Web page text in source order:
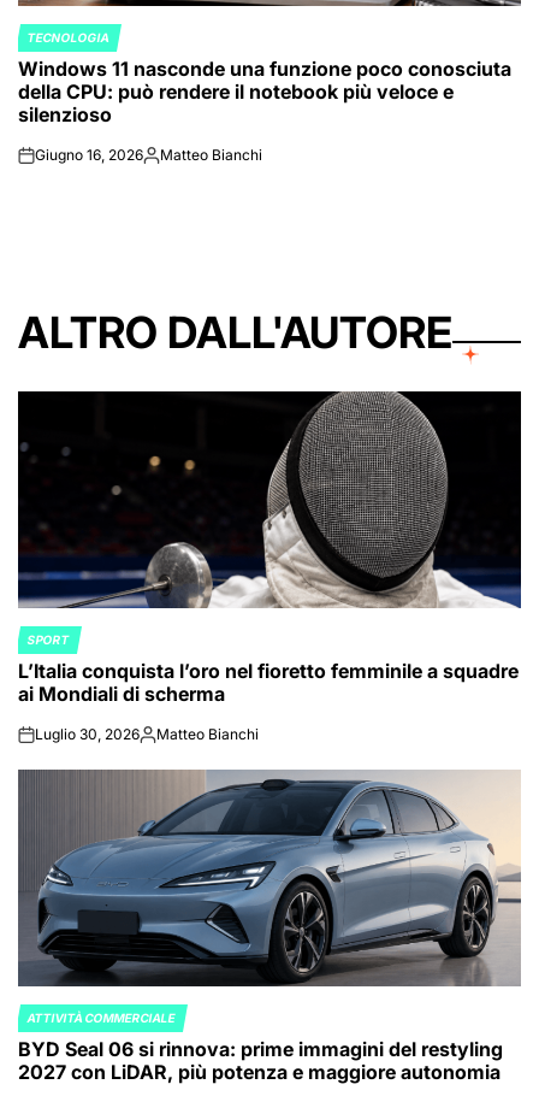
POSTED
IN
TECNOLOGIA
Windows 11 nasconde una funzione poco conosciuta
della CPU: può rendere il notebook più veloce e
silenzioso
onGiugno 16, 2026Posted
Matteo Bianchi
ALTRO DALL'AUTORE
POSTED
IN
SPORT
L’Italia conquista l’oro nel fioretto femminile a squadre
ai Mondiali di scherma
onLuglio 30, 2026Posted
Matteo Bianchi
POSTED
IN
ATTIVITÀ COMMERCIALE
BYD Seal 06 si rinnova: prime immagini del restyling
2027 con LiDAR, più potenza e maggiore autonomia